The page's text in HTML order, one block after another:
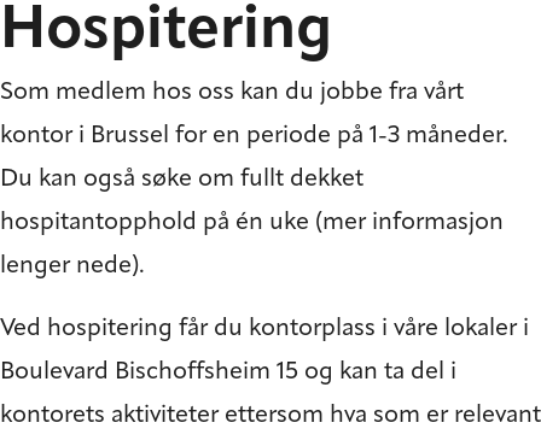
Hospitering
Som medlem hos oss kan du jobbe fra vårt
kontor i Brussel for en periode på 1-3 måneder.
Du kan også søke om fullt dekket
hospitantopphold på én uke (mer informasjon
lenger nede).
Ved hospitering får du kontorplass i våre lokaler i
Boulevard Bischoffsheim 15 og kan ta del i
kontorets aktiviteter ettersom hva som er relevant